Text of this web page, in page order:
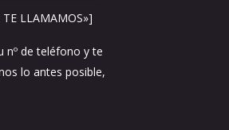
LLAMAMOS»]
nº de teléfono y te
lo antes posible,